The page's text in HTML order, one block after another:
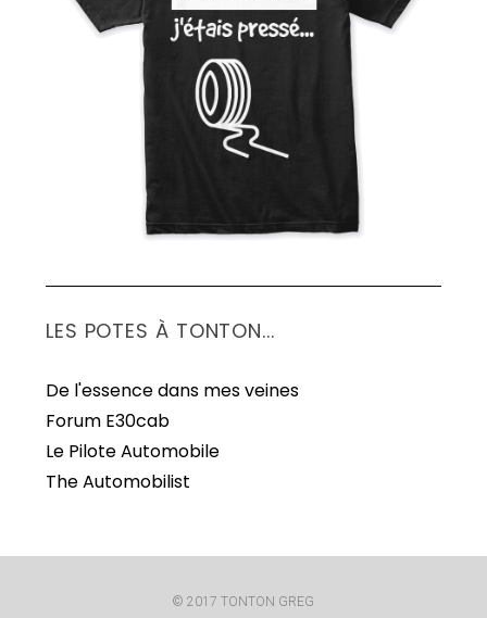
LES POTES À TONTON...
De l'essence dans mes veines
Forum E30cab
Le Pilote Automobile
The Automobilist
© 2017 TONTON GREG